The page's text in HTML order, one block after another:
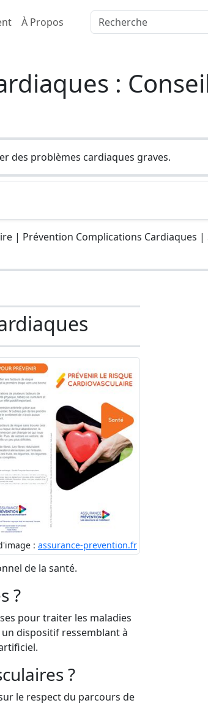
À Propos
:
des problèmes cardiaques graves.
| Prévention Complications Cardiaques
: assurance-prevention.fr
de la santé.
?
pour traiter les maladies
dispositif ressemblant à
?
le respect du parcours de